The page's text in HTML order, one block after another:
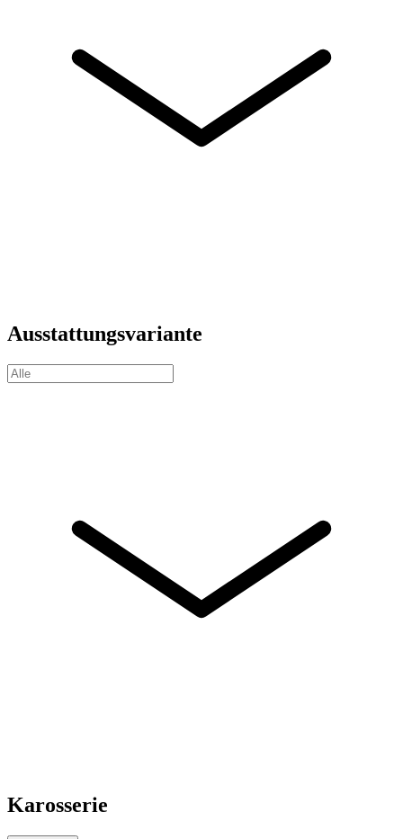
Ausstattungsvariante
Karosserie